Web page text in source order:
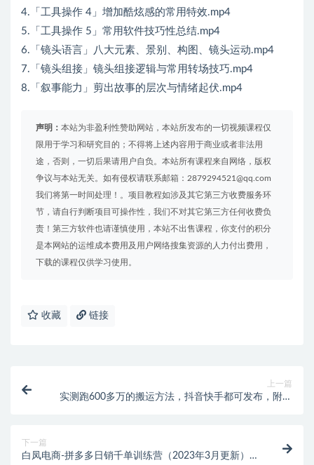
4.「工具操作 4」增加酷炫感的常用特效.mp4
5.「工具操作 5」常用软件技巧性总结.mp4
6.「镜头语言」八大元素、景别、构图、镜头运动.mp4
7.「镜头组接」镜头组接逻辑与常用转场技巧.mp4
8.「叙事能力」剪出故事的层次与情绪起伏.mp4
声明： 本站为非盈利性赞助网站，本站所发布的一切视频课程仅
限用于学习和研究目的；不得将上述内容用于商业或者非法用
途，否则，一切后果请用户自负。本站所有课程来自网络，版权
争议与本站无关。如有侵权请联系邮箱：2879294521@qq.com
我们将第一时间处理！。项目教程如涉及其它第三方收费服务环
节，请自行判断项目可操作性，我们不对其它第三方任何收费负
责！第三方软件也请谨慎使用，本站不出售课程，你支付的积分
是本网站的运维成本费用及用户网络搜集资源的人力付出费用，
下载的课程仅供学习使用。
收藏 链接
上一篇
实测跑600多万的搬运方法，抖音快手都可发布，附软
下一篇
白凤电商-拼多多日销千单训练营（2023年3月更新）